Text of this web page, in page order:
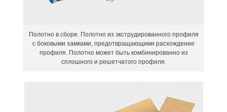
Полотно в сборе. Полотно из экструдированного профиля
с боковыми замками, предотвращающими расхождение
профиля. Полотно может быть комбинированно из
сплошного и решетчатого профиля.